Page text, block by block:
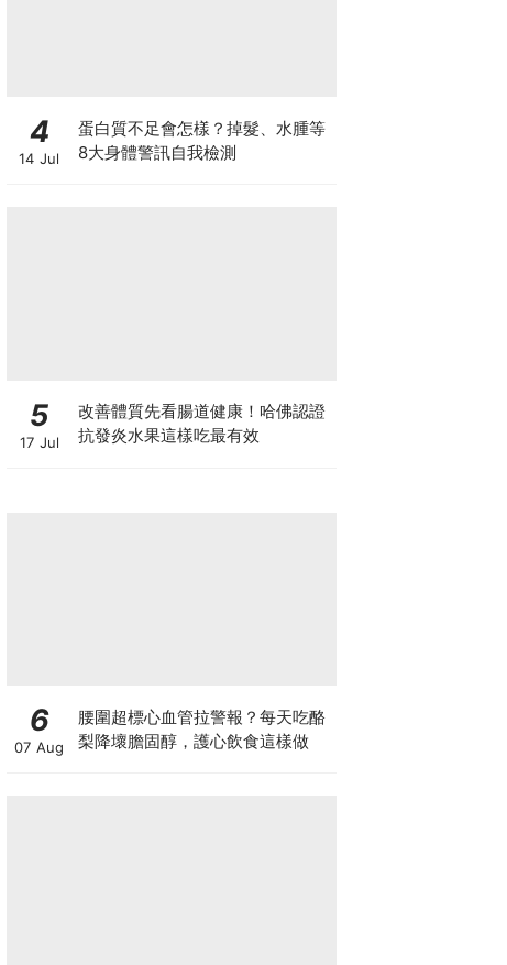
4
14 Jul
蛋白質不足會怎樣？掉髮、水腫等
8大身體警訊自我檢測
5
17 Jul
改善體質先看腸道健康！哈佛認證
抗發炎水果這樣吃最有效
6
07 Aug
腰圍超標心血管拉警報？每天吃酪
梨降壞膽固醇，護心飲食這樣做